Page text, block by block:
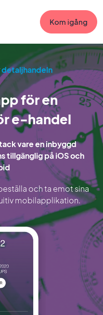
Kom igång
detaljhandeln
för en
e-handel
vare en inbyggd
tillgänglig på iOS och
och ta emot sina
mobilapplikation.